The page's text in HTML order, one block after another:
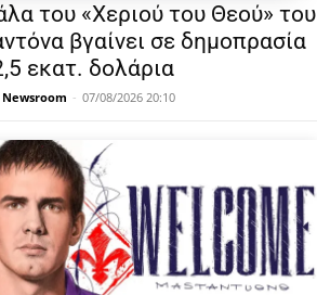
του «Χεριού του Θεού» του
βγαίνει σε δημοπρασία
εκατ. δολάρια
- 07/08/2026 20:10